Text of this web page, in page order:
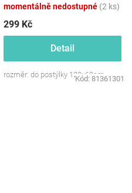
momentálně nedostupné (2 ks)
299 Kč
Detail
rozměr: do postýlky 120x60cm
Kód: 81361301